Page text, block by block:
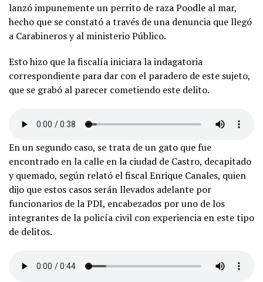
lanzó impunemente un perrito de raza Poodle al mar,
hecho que se constató a través de una denuncia que llegó
a Carabineros y al ministerio Público.
Esto hizo que la fiscalía iniciara la indagatoria
correspondiente para dar con el paradero de este sujeto,
que se grabó al parecer cometiendo este delito.
En un segundo caso, se trata de un gato que fue
encontrado en la calle en la ciudad de Castro, decapitado
y quemado, según relató el fiscal Enrique Canales, quien
dijo que estos casos serán llevados adelante por
funcionarios de la PDI, encabezados por uno de los
integrantes de la policía civil con experiencia en este tipo
de delitos.